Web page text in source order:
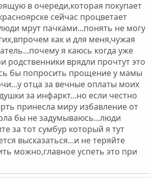
в очереди,которая покупает
сейчас процветает
мрут пачками...понять не могу
как и для меня,чужая
я каюсь когда уже
родственники врядли прочтут это
бы попросить прощение у мамы
отца за вечные оплаты моих
за инфаркт...но если честно
принесла миру избавление от
бы не задумываюсь...люди
за тот сумбур который я тут
высказаться...и не теряйте
можно,главное успеть это при